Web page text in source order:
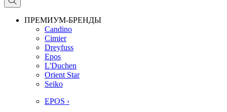
ПРЕМИУМ-БРЕНДЫ
Candino
Cimier
Dreyfuss
Epos
L'Duchen
Orient Star
Seiko
EPOS ›